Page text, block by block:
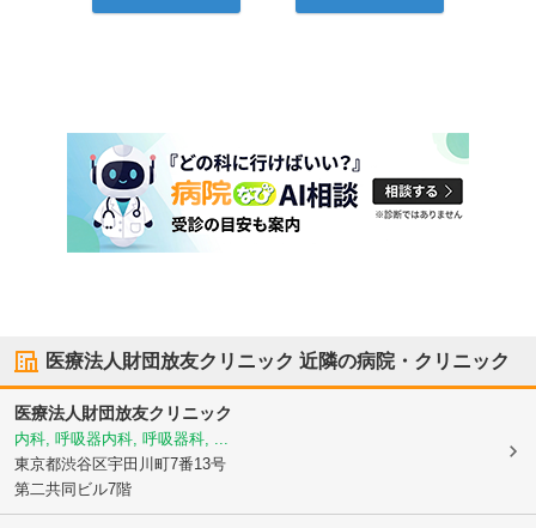
医療法人財団放友クリニック 近隣の病院・クリニック
医療法人財団放友クリニック
内科, 呼吸器内科, 呼吸器科, ...
東京都渋谷区宇田川町7番13号
第二共同ビル7階